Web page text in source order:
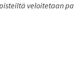
veloitetaan